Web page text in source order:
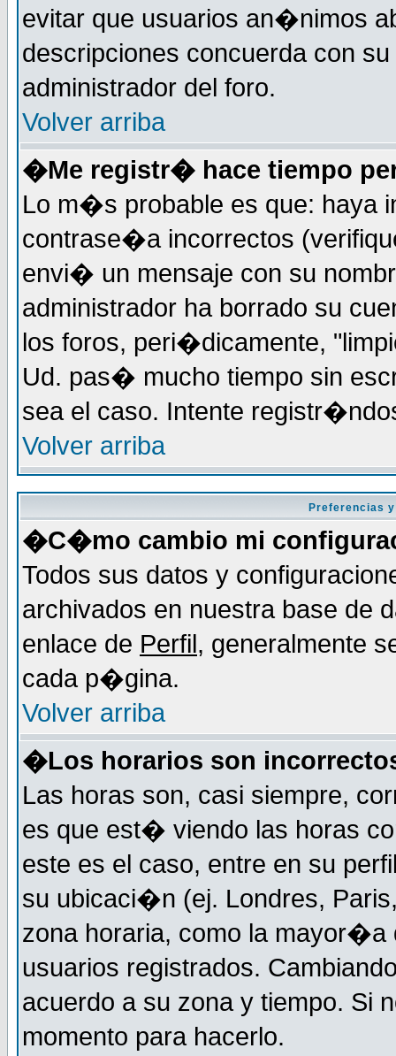
evitar que usuarios an�nimos
descripciones concuerda con
administrador del foro.
Volver arriba
�Me registr� hace tiempo
Lo m�s probable es que: haya
contrase�a incorrectos
envi� un mensaje con su
administrador ha borrado su
los foros, peri�dicamente,
Ud. pas� mucho tiempo sin
sea el caso. Intente
Volver arriba
Preferencias
�C�mo cambio mi
Todos sus datos y
archivados en nuestra base de
enlace de Perfil, generalmente
cada p�gina.
Volver arriba
�Los horarios son
Las horas son, casi siempre,
es que est� viendo las horas
este es el caso, entre en su
su ubicaci�n (ej. Londres,
zona horaria, como la
usuarios registrados.
acuerdo a su zona y tiempo. Si
momento para hacerlo.